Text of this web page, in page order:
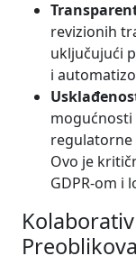
revizionih
uključujući
i
mogućnosti
regulatorne
Ovo je
GDPR-om i